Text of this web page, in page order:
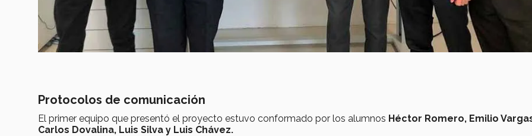
Protocolos de comunicación
El primer equipo que presentó el proyecto estuvo conformado por los alumnos Héctor Romero, Emilio
Carlos Dovalina, Luis Silva y Luis Chávez.